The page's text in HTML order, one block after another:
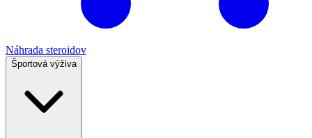
Náhrada steroidov
Športová výživa